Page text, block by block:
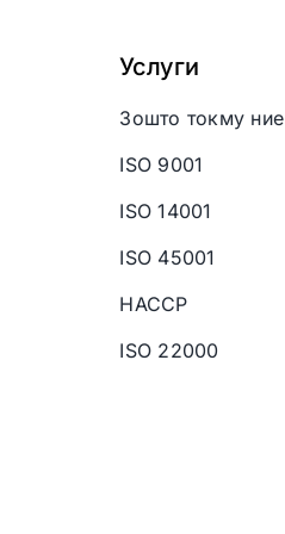
Услуги
Зошто токму ние
ISO 9001
ISO 14001
ISO 45001
HACCP
ISO 22000